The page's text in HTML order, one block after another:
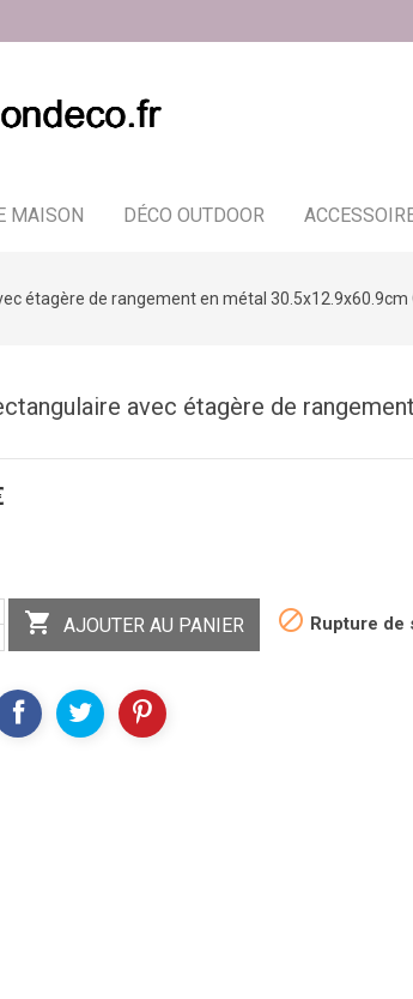
MAISON DÉCO OUTDOOR
étagère de rangement en métal 30.5x12.9x60.9cm
avec étagère de
 AJOUTER AU PANIER  Rupture de